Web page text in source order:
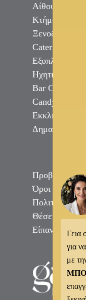
Γεια
για
με
Αίθουσες
Κτήματα Γάμου
Ξενοδοχεία
Catering
Εξοπλισμός
Ηχητική
Bar Catering
Candy Bar
Εκκλησίες
Δημαρχεία
Προβολή
Όροι &
Πολιτική
Θέσεις
Είπαν για